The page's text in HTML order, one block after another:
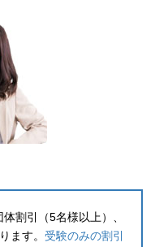
体割引（5名様以上）、
ます。 受験のみの割引